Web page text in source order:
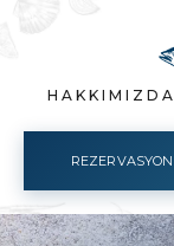
HAKKIMIZDA
REZERVASYON